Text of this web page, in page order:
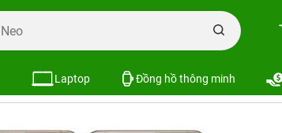
Laptop Đồng hồ thông minh
Samsung Galaxy A9 Pro - 2016 Cũ 99%